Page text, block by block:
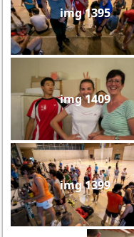
img 1395
img 1409
img 1399